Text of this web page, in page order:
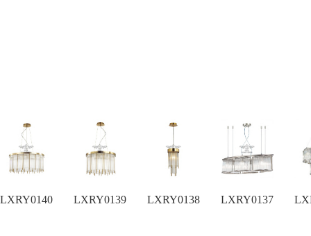
LXRY0140 LXRY0139 LXRY0138 LXRY0137